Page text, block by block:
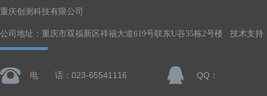
重庆创测科技有限公司
公司地址：重庆市双福新区祥福大道619号联东U谷35栋2号楼 技术支持
电 话：023-65541116 QQ：